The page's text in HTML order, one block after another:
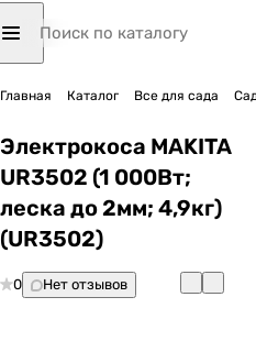
Главная Каталог Все для сада
Электрокоса MAKITA
UR3502 (1 000Вт;
леска до 2мм; 4,9кг)
(UR3502)
0 Нет отзывов